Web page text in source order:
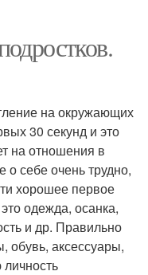
на окружающих
30 секунд и это
на отношения в
себе очень трудно,
хорошее первое
одежда, осанка,
и др. Правильно
обувь, аксессуары,